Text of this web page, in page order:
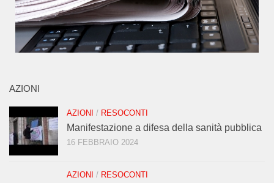
AZIONI
AZIONI / RESOCONTI
Manifestazione a difesa della sanità pubblica
16 FEBBRAIO 2024
AZIONI / RESOCONTI